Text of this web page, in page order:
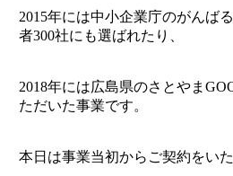
2015年には中小企業庁のがんば
者300社にも選ばれたり、
2018年には広島県のさとやま
ただいた事業です。
本日は事業当初からご契約をい